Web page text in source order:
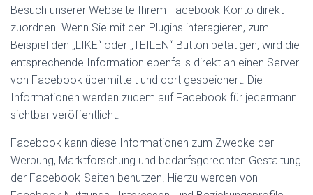
Besuch unserer Webseite Ihrem Facebook-Konto direkt
zuordnen. Wenn Sie mit den Plugins interagieren, zum
Beispiel den „LIKE“ oder „TEILEN“-Button betätigen, wird die
entsprechende Information ebenfalls direkt an einen Server
von Facebook übermittelt und dort gespeichert. Die
Informationen werden zudem auf Facebook für jedermann
sichtbar veröffentlicht.
Facebook kann diese Informationen zum Zwecke der
Werbung, Marktforschung und bedarfsgerechten Gestaltung
der Facebook-Seiten benutzen. Hierzu werden von